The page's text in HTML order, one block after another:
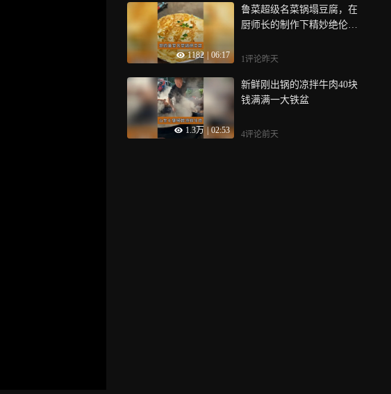
1182 06:17
鲁菜超级名菜锅塌豆腐，在
厨师长的制作下精妙绝伦无
1评论昨天
1.3万 | 02:53
新鲜刚出锅的凉拌牛肉40块
钱满满一大铁盆
4评论前天